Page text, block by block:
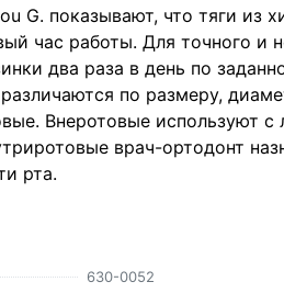
G. показывают, что тяги из
час работы. Для точного и
два раза в день по
по размеру,
Внеротовые используют с
врач-ортодонт
рта.
630-0052